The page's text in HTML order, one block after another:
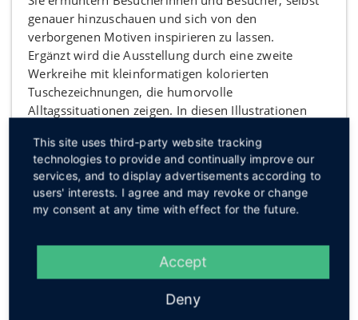
genauer hinzuschauen und sich von den
verborgenen Motiven inspirieren zu lassen.
Ergänzt wird die Ausstellung durch eine zweite
Werkreihe mit kleinformatigen kolorierten
Tuschezeichnungen, die humorvolle
Alltagssituationen zeigen. In diesen Illustrationen
kleine menschliche Momente mit warmherzigem
Witz.
Die Kunstwerke sind vom 06. – 30. Juli täglich von 9
– 18 Uhr im Haus des Gastes zu sehen.
Quelle und Foto: Stadt Preußisch Oldendorf
Interessant? Dann teilen!
This site uses third-party website tracking
technologies to provide and continually improve our
services, and to display advertisements according to
users' interests. I agree and may revoke or change
my consent at any time with effect for the future.
Accept
Deny